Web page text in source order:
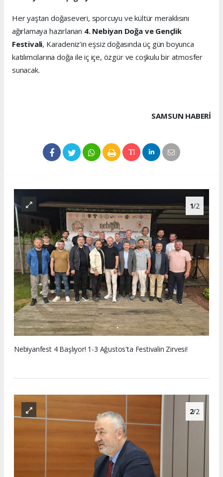
Her yaştan doğaseveri, sporcuyu ve kültür meraklısını
ağırlamaya hazırlanan 4. Nebiyan Doğa ve Gençlik
Festivali, Karadeniz’in eşsiz doğasında üç gün boyunca
katılımcılarına doğa ile iç içe, özgür ve coşkulu bir atmosfer
sunacak.
SAMSUN HABERİ
1/2
Nebiyanfest 4 Başlıyor! 1-3 Ağustos'ta Festivalin Zirvesi!
2/2